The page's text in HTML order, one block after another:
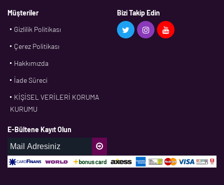
BMS
CDF
DPH
Müşteriler
Gizlilik Politikası
Çerez Politikası
Hakkımızda
İade Süreci
KİŞİSEL VERİLERİ KORUMA
KURUMU
Bizi Takip Edin
E-Bültene Kayıt Olun